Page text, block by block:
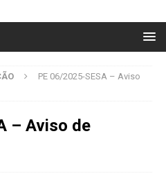
PE 06/2025-SESA – Aviso
– Aviso de